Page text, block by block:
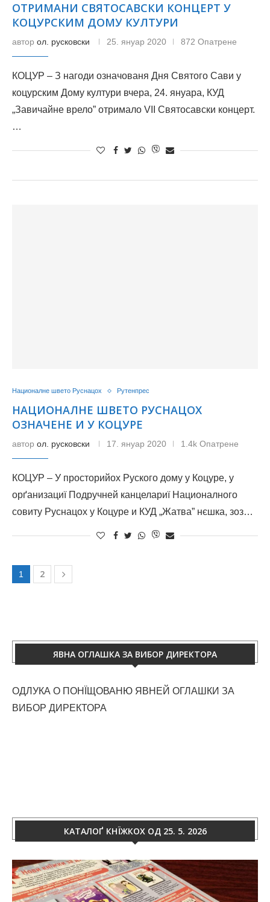
ОТРИМАНИ СВЯТОСАВСКИ КОНЦЕРТ У
КОЦУРСКИМ ДОМУ КУЛТУРИ
автор ол. русковски 25. януар 2020 872 Опатрене
КОЦУР – З нагоди означованя Дня Святого Сави у
коцурским Дому култури вчера, 24. януара, КУД
„Завичайне врело” отримало VII Святосавски концерт.
…
Националне швето Руснацох Рутенпрес
НАЦИОНАЛНЕ ШВЕТО РУСНАЦОХ
ОЗНАЧЕНЕ И У КОЦУРЕ
автор ол. русковски 17. януар 2020 1.4k Опатрене
КОЦУР – У просторийох Руского дому у Коцуре, у
орґанизациї Подручней канцелариї Националного
совиту Руснацох у Коцуре и КУД „Жатва” нєшка, зоз…
1 2
ЯВНА ОГЛАШКА ЗА ВИБОР ДИРЕКТОРА
ОДЛУКА О ПОНЇЩОВАНЮ ЯВНЕЙ ОГЛАШКИ ЗА
ВИБОР ДИРЕКТОРА
КАТАЛОҐ КНЇЖКОХ ОД 25. 5. 2026